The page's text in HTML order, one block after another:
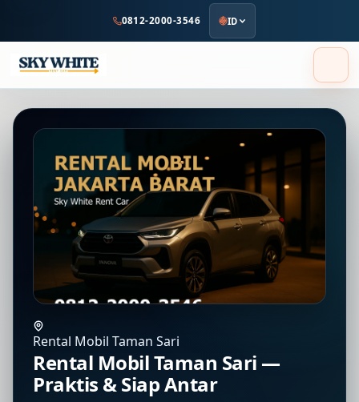
utama
0812-2000-3546 ID
Rental Mobil Taman Sari
Rental Mobil Taman Sari —
Praktis & Siap Antar